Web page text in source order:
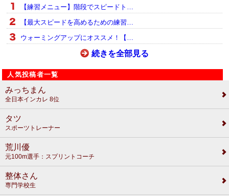
【練習メニュー】階段でスピードト…
【最大スピードを高めるための練習…
ウォーミングアップにオススメ！【…
続きを全部見る
人気投稿者一覧
みっちまん
全日本インカレ 8位
タツ
スポーツトレーナー
荒川優
元100m選手：スプリントコーチ
整体さん
専門学校生